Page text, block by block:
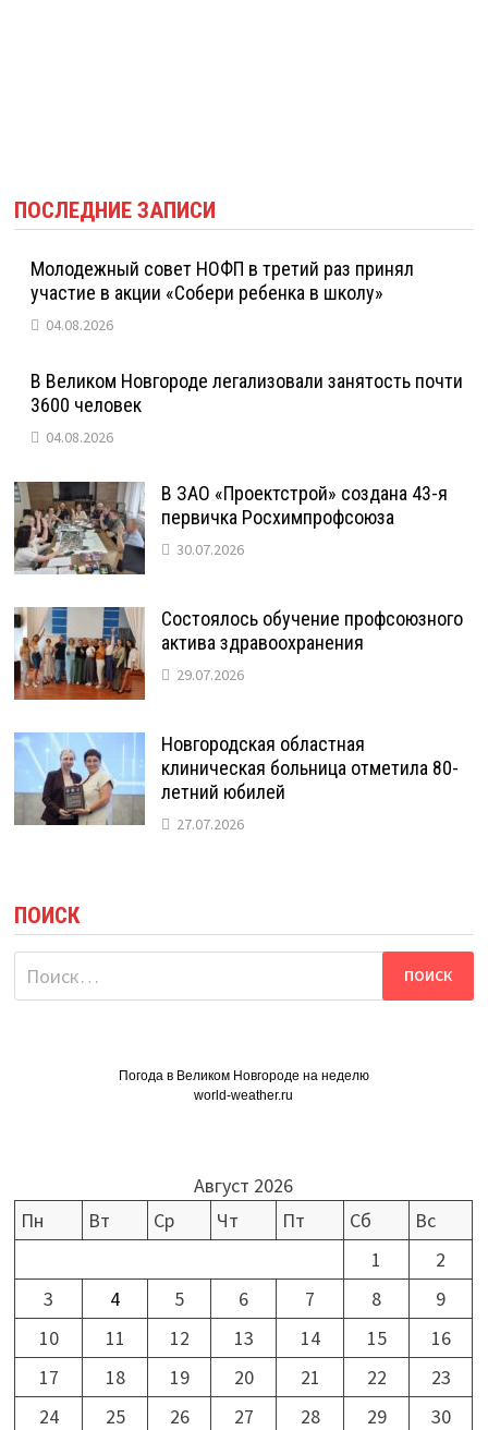
ПОСЛЕДНИЕ ЗАПИСИ
Молодежный совет НОФП в третий раз принял
участие в акции «Собери ребенка в школу»
04.08.2026
В Великом Новгороде легализовали занятость почти
3600 человек
04.08.2026
В ЗАО «Проектстрой» создана 43-я
первичка Росхимпрофсоюза
30.07.2026
Состоялось обучение профсоюзного
актива здравоохранения
29.07.2026
Новгородская областная
клиническая больница отметила 80-
летний юбилей
27.07.2026
ПОИСК
Найти:
Погода в Великом Новгороде на неделю
world-weather.ru
Август 2026
Пн
Вт Ср Чт Пт Сб
Вс
1
2
3
4 5 6 7 8
9
10
11 12 13 14 15
16
17
18 19 20 21 22
23
24
25 26 27 28 29
30